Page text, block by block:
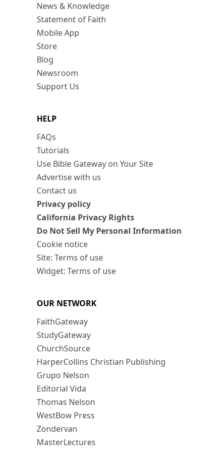
News & Knowledge
Statement of Faith
Mobile App
Store
Blog
Newsroom
Support Us
HELP
FAQs
Tutorials
Use Bible Gateway on Your Site
Advertise with us
Contact us
Privacy policy
California Privacy Rights
Do Not Sell My Personal Information
Cookie notice
Site: Terms of use
Widget: Terms of use
OUR NETWORK
FaithGateway
StudyGateway
ChurchSource
HarperCollins Christian Publishing
Grupo Nelson
Editorial Vida
Thomas Nelson
WestBow Press
Zondervan
MasterLectures